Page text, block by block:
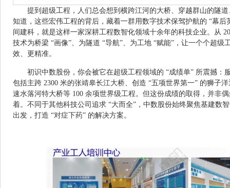
提到超级工程，人们总会想到横跨江河的大桥、穿越群山的隧
知道，这些宏伟工程的背后，藏着一群用数字技术保驾护航的 “幕
间建科，就是这样一家深耕工程数智化领域十余年的科技企业。从
技术为桥梁 “画像”、为隧道 “导航”、为工地 “赋能”，让一个个超
效、更精准。
初识中数股份，你会被它在超级工程领域的 “成绩单” 所震撼：
包括主跨 2300 米的张靖皋长江大桥、创造 “五项世界第一” 的狮子
速水落河特大桥等 100 余项世界级工程。但这份成绩的取得，并非
着。不同于其他科技公司追求 “大而全”，中数股份始终聚焦基建数
出发，打造 “对症下药” 的解决方案。